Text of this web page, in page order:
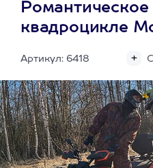
квадроцикле
Артикул: 6418